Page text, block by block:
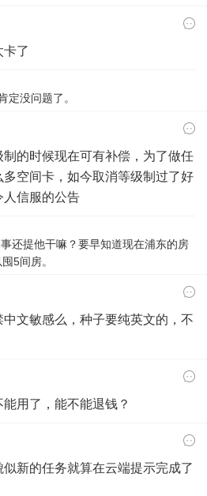
卡了
定没问题了。
的时候现在可有补偿，为了做任
空间卡，如今取消等级制过了好
人信服的公告
还提他干嘛？要早知道现在浦东的房
5间房。
文敏感么，种子要纯英文的，不
用了，能不能退钱？
新的任务就算在云端提示完成了